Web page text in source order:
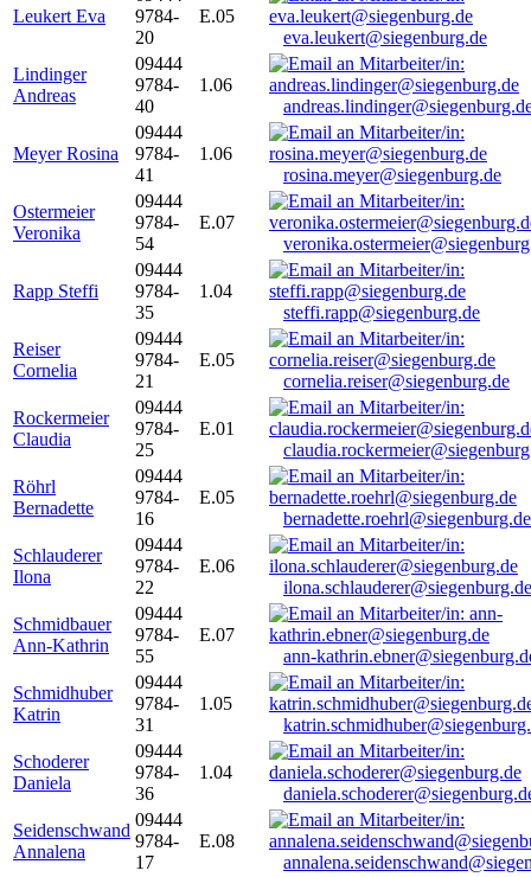
Leukert Eva
9784-
20
E.05
eva.leukert@siegenburg.de
Lindinger
Andreas
09444
9784-
40
1.06
Meyer Rosina
09444
9784-
41
1.06
rosina.meyer@siegenburg.de
Ostermeier
Veronika
09444
9784-
54
E.07
Rapp Steffi
09444
9784-
35
1.04
steffi.rapp@siegenburg.de
Reiser
Cornelia
09444
9784-
21
E.05
cornelia.reiser@siegenburg.de
Rockermeier
Claudia
09444
9784-
25
E.01
Röhrl
Bernadette
09444
9784-
16
E.05
bernadette.roehrl@siegenburg.de
Schlauderer
Ilona
09444
9784-
22
E.06
ilona.schlauderer@siegenburg.de
Schmidbauer
Ann-Kathrin
09444
9784-
55
E.07
ann-
Schmidhuber
Katrin
09444
9784-
31
1.05
Schoderer
Daniela
09444
9784-
36
1.04
Seidenschwand
Annalena
09444
9784-
17
E.08